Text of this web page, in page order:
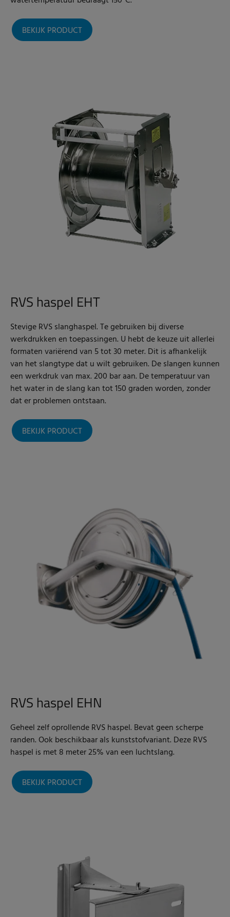
BEKIJK PRODUCT
RVS haspel EHT
Stevige RVS slanghaspel. Te gebruiken bij diverse
werkdrukken en toepassingen. U hebt de keuze uit allerlei
formaten variërend van 5 tot 30 meter. Dit is afhankelijk
van het slangtype dat u wilt gebruiken. De slangen kunnen
een werkdruk van max. 200 bar aan. De temperatuur van
het water in de slang kan tot 150 graden worden, zonder
dat er problemen ontstaan.
BEKIJK PRODUCT
RVS haspel EHN
Geheel zelf oprollende RVS haspel. Bevat geen scherpe
randen. Ook beschikbaar als kunststofvariant. Deze RVS
haspel is met 8 meter 25% van een luchtslang.
BEKIJK PRODUCT